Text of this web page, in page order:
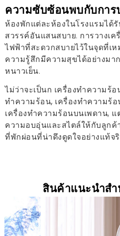
ความซับซ้อนพบกับการ
ห้องพักแต่ละห้องในโรงแรมได้
สวรรค์อันแสนสบาย. การวางเ
ไฟฟ้าที่สะดวกสบายไว้ในจุดที่เ
ความรู้สึกมีความสุขได้อย่างมา
หนาวเย็น.
ไม่ว่าจะเป็นก เครื่องทำความร้อ
ทำความร้อน, เครื่องทำความร้
เครื่องทำความร้อนบนเพดาน, แ
ความอบอุ่นและสไตล์ให้กับลูกค้
ที่พักผ่อนที่น่าดึงดูดใจอย่างแท้จริ
สินค้าแนะนำส